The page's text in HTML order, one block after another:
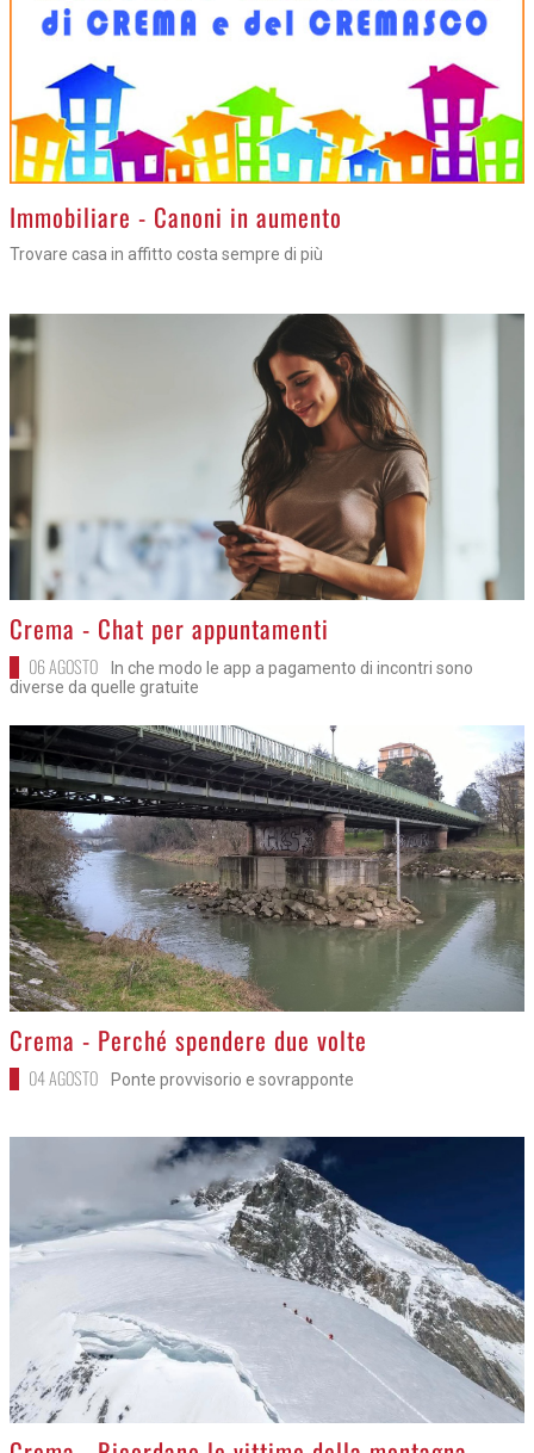
>Immobiliare - Canoni in aumento
Trovare casa in affitto costa sempre di più
>
Crema - Chat per appuntamenti
06 AGOSTO
In che modo le app a pagamento di incontri sono
diverse da quelle gratuite
>
Crema - Perché spendere due volte
04 AGOSTO Ponte provvisorio e sovrapponte
>